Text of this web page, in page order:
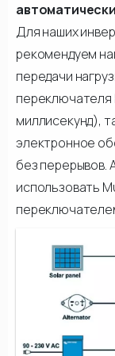
Для наших
рекомендуем
передачи
переключателя
миллисекунд),
электронное
без перерывов.
использовать